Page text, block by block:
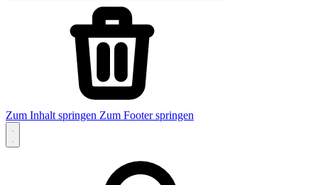
Zum Inhalt springen Zum Footer springen